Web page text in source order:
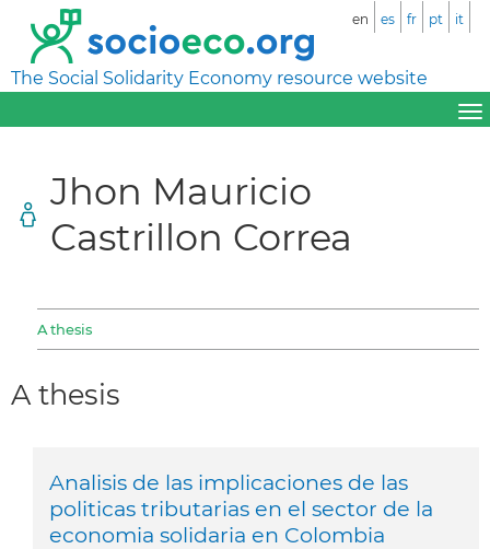
The Social Solidarity Economy resource website
en es fr pt it
Jhon Mauricio
Castrillon Correa
A thesis
A thesis
Analisis de las implicaciones de las
politicas tributarias en el sector de la
economia solidaria en Colombia